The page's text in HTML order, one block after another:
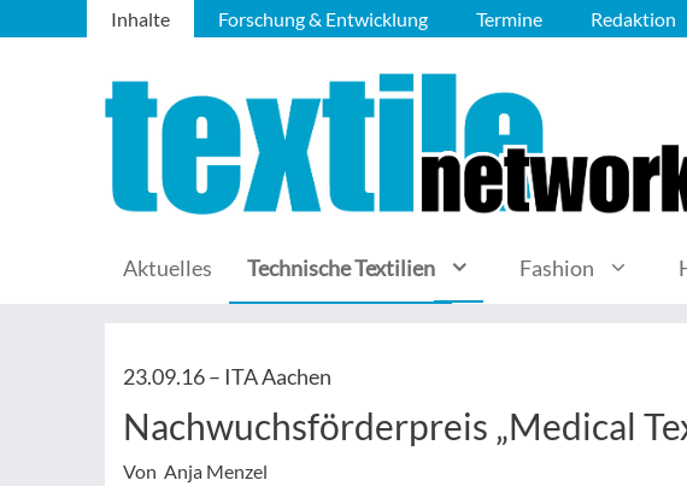
Inhalte Forschung & Entwicklung Termine Redaktion
Aktuelles Technische Textilien Fashion
23.09.16 – ITA Aachen
Nachwuchsförderpreis „Medical
Von Anja Menzel